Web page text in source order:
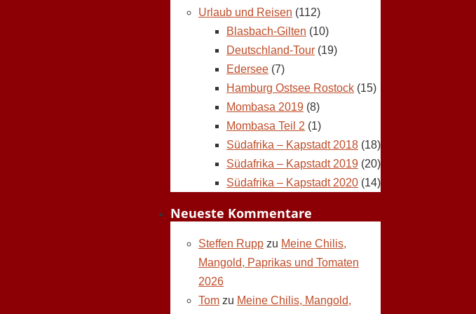
Urlaub und Reisen (112)
Blasbach-Gilten (10)
Deutschland-Tour (19)
Edersee (7)
Hamburg Ostsee Rostock (15)
Mombasa 2019 (8)
Mombasa Teil 2 (1)
Südafrika – Kapstadt 2018 (18)
Südafrika – Kapstadt 2019 (20)
Südafrika – Kapstadt 2020 (14)
Neueste Kommentare
Steffen Rupp zu Meine Chilis,
Mangold, Paprikas und Tomaten
2026
Tom zu Meine Chilis, Mangold,